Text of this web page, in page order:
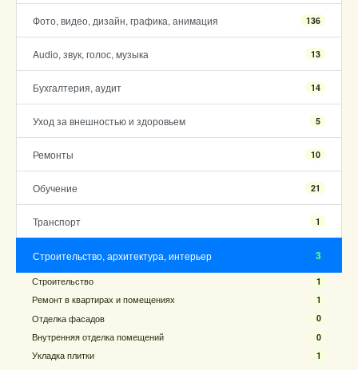
Фото, видео, дизайн, графика, анимация 136
Audio, звук, голос, музыка 13
Бухгалтерия, аудит 14
Уход за внешностью и здоровьем 5
Ремонты 10
Обучение 21
Транспорт 1
Строительство, архитектура, интерьер 3
Строительство 1
Ремонт в квартирах и помещениях 1
Отделка фасадов 0
Внутренняя отделка помещений 0
Укладка плитки 1